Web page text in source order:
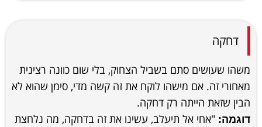
דחקה
משהו שעושים סתם בשביל הצחוק, בלי שום כוונה רצינית
מאחורי זה. אם מישהו לוקח את זה קשה מדי, סימן שהוא לא
הבין שזאת הייתה רק דחקה.
דוגמה: "אחי אל תיעלב, עשינו את זה בדחקה, מה נלחצת